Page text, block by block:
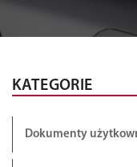
KATEGORIE
Dokumenty